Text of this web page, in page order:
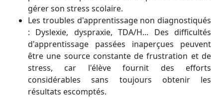
gérer son stress scolaire.
Les troubles d'apprentissage non diagnostiqués
: Dyslexie, dyspraxie, TDA/H... Des difficultés
d'apprentissage passées inaperçues peuvent
être une source constante de frustration et de
stress, car l'élève fournit des efforts
considérables sans toujours obtenir les
résultats escomptés.